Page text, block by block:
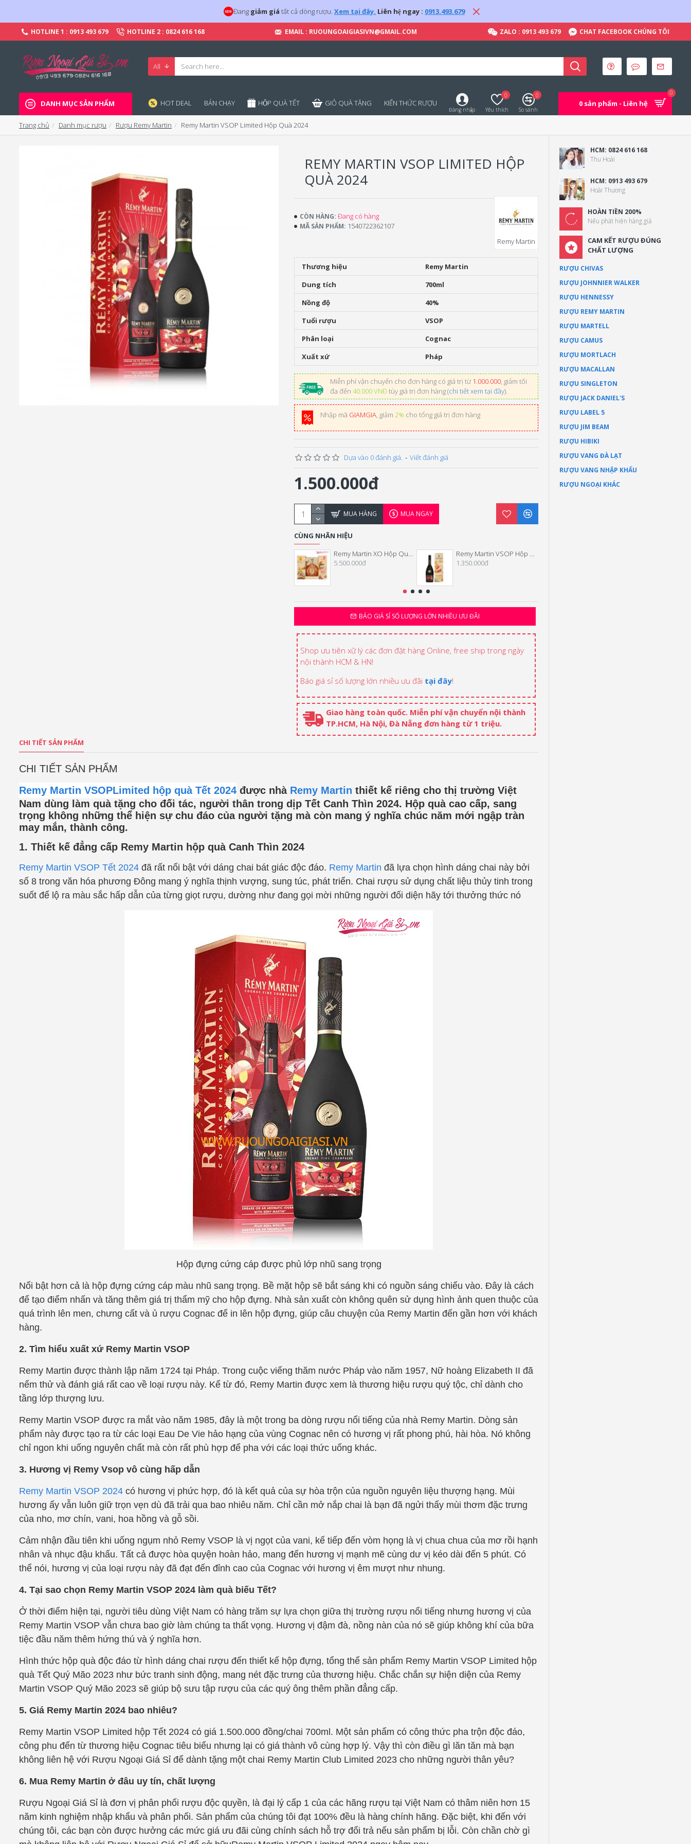
Đang giảm giá tất cả dòng rượu. Xem tại đây. Liên hệ ngay : 0913.493.679
HOTLINE 1 : 0913 493 679 HOTLINE 2 : 0824 616 168 EMAIL : RUOUNGOAIGIASIVN@GMAIL.COM ZALO : 0913 493 679 CHAT FACEBOOK CHÚNG TÔI
All
DANH MỤC SẢN PHẨM HOT DEAL BÁN CHẠY HỘP QUÀ TẾT GIỎ QUÀ TẶNG KIẾN THỨC RƯỢU
Đăng nhập Yêu thích
0
So sánh
0
0 sản phẩm - Liên hệ
0
Trang chủ Danh mục rượu Rượu Remy Martin Remy Martin VSOP Limited Hộp Quà 2024
REMY MARTIN VSOP LIMITED HỘP
QUÀ 2024
Thương hiệu
Remy Martin
Dung tích
700ml
Nồng độ
40%
Tuổi rượu
VSOP
Phân loại
Cognac
Xuất xứ
Pháp
Miễn phí vận chuyển cho đơn hàng có giá trị từ 1.000.000, giảm tối
đa đến 40.000 VNĐtùy giá trị đơn hàng (chi tiết xem tại đây).
Nhập mã GIAMGIA, giảm 2% cho tổng giá trị đơn hàng
CÒN HÀNG: Đang có hàng
MÃ SẢN PHẨM: 1540722362107
Remy Martin
Dựa vào 0 đánh giá. - Viết đánh giá
1.500.000đ
MUA HÀNG MUA NGAY
BÁO GIÁ SỈ SỐ LƯỢNG LỚN NHIỀU ƯU ĐÃI
CÙNG NHÃN HIỆU
Remy Martin XO Hộp Quà Tết 2025
5.500.000đ
Remy Martin VSOP Hộp Quà 2025
1.350.000đ
Shop ưu tiên xữ lý các đơn đặt hàng Online, free ship trong ngày
nội thành HCM & HN!
Báo giá sỉ số lượng lớn nhiều ưu đãi tại đây!
Giao hàng toàn quốc. Miễn phí vận chuyển nội thành
TP.HCM, Hà Nội, Đà Nẵng đơn hàng từ 1 triệu.
CHI TIẾT SẢN PHẨM
CHI TIẾT SẢN PHẨM
Remy Martin VSOPLimited hộp quà Tết 2024 được nhà Remy Martin thiết kế riêng cho thị trường Việt
Nam dùng làm quà tặng cho đối tác, người thân trong dịp Tết Canh Thìn 2024. Hộp quà cao cấp, sang
trọng không những thể hiện sự chu đáo của người tặng mà còn mang ý nghĩa chúc năm mới ngập tràn
may mắn, thành công.
1. Thiết kế đẳng cấp Remy Martin hộp quà Canh Thìn 2024
Remy Martin VSOP Tết 2024 đã rất nổi bật với dáng chai bát giác độc đáo. Remy Martin đã lựa chọn hình dáng chai này bởi
số 8 trong văn hóa phương Đông mang ý nghĩa thịnh vượng, sung túc, phát triển. Chai rượu sử dụng chất liệu thủy tinh trong
suốt để lộ ra màu sắc hấp dẫn của từng giọt rượu, dường như đang gọi mời những người đối diện hãy tới thưởng thức nó
Hộp đựng cứng cáp được phủ lớp nhũ sang trọng
Nổi bật hơn cả là hộp đựng cứng cáp màu nhũ sang trọng. Bề mặt hộp sẽ bắt sáng khi có nguồn sáng chiếu vào. Đây là cách
để tạo điểm nhấn và tăng thêm giá trị thẩm mỹ cho hộp đựng. Nhà sản xuất còn không quên sử dụng hình ảnh quen thuộc của
quá trình lên men, chưng cất và ủ rượu Cognac để in lên hộp đựng, giúp câu chuyện của Remy Martin đến gần hơn với khách
hàng.
2. Tìm hiểu xuất xứ Remy Martin VSOP
Remy Martin được thành lập năm 1724 tại Pháp. Trong cuộc viếng thăm nước Pháp vào năm 1957, Nữ hoàng Elizabeth II đã
nếm thử và đánh giá rất cao về loại rượu này. Kể từ đó, Remy Martin được xem là thương hiệu rượu quý tộc, chỉ dành cho
tầng lớp thượng lưu.
Remy Martin VSOP được ra mắt vào năm 1985, đây là một trong ba dòng rượu nổi tiếng của nhà Remy Martin. Dòng sản
phẩm này được tạo ra từ các loại Eau De Vie hảo hạng của vùng Cognac nên có hương vị rất phong phú, hài hòa. Nó không
chỉ ngon khi uống nguyên chất mà còn rất phù hợp để pha với các loại thức uống khác.
3. Hương vị Remy Vsop vô cùng hấp dẫn
Remy Martin VSOP 2024 có hương vị phức hợp, đó là kết quả của sự hòa trộn của nguồn nguyên liệu thượng hạng. Mùi
hương ấy vẫn luôn giữ trọn vẹn dù đã trải qua bao nhiêu năm. Chỉ cần mở nắp chai là bạn đã ngửi thấy mùi thơm đặc trưng
của nho, mơ chín, vani, hoa hồng và gỗ sồi.
Cảm nhận đầu tiên khi uống ngụm nhỏ Remy VSOP là vị ngọt của vani, kế tiếp đến vòm họng là vị chua chua của mơ rồi hạnh
nhân và nhục đậu khấu. Tất cả được hòa quyện hoàn hảo, mang đến hương vị mạnh mẽ cùng dư vị kéo dài đến 5 phút. Có
thể nói, hương vị của loại rượu này đã đạt đến đỉnh cao của Cognac với hương vị êm mượt như nhung.
4. Tại sao chọn Remy Martin VSOP 2024 làm quà biếu Tết?
Ở thời điểm hiện tại, người tiêu dùng Việt Nam có hàng trăm sự lựa chọn giữa thị trường rượu nổi tiếng nhưng hương vị của
Remy Martin VSOP vẫn chưa bao giờ làm chúng ta thất vọng. Hương vị đậm đà, nồng nàn của nó sẽ giúp không khí của bữa
tiệc đầu năm thêm hứng thú và ý nghĩa hơn.
Hình thức hộp quà độc đáo từ hình dáng chai rượu đến thiết kế hộp đựng, tổng thể sản phẩm Remy Martin VSOP Limited hộp
quà Tết Quý Mão 2023 như bức tranh sinh động, mang nét đặc trưng của thương hiệu. Chắc chắn sự hiện diện của Remy
Martin VSOP Quý Mão 2023 sẽ giúp bộ sưu tập rượu của các quý ông thêm phần đẳng cấp.
5. Giá Remy Martin 2024 bao nhiêu?
Remy Martin VSOP Limited hộp Tết 2024 có giá 1.500.000 đồng/chai 700ml. Một sản phẩm có công thức pha trộn độc đáo,
công phu đến từ thương hiệu Cognac tiêu biểu nhưng lại có giá thành vô cùng hợp lý. Vậy thì còn điều gì lăn tăn mà bạn
không liên hệ với Rượu Ngoại Giá Sỉ để dành tặng một chai Remy Martin Club Limited 2023 cho những người thân yêu?
6. Mua Remy Martin ở đâu uy tín, chất lượng
Rượu Ngoại Giá Sỉ là đơn vị phân phối rượu độc quyền, là đại lý cấp 1 của các hãng rượu tại Việt Nam có thâm niên hơn 15
năm kinh nghiệm nhập khẩu và phân phối. Sản phẩm của chúng tôi đạt 100% đều là hàng chính hãng. Đặc biệt, khi đến với
chúng tôi, các bạn còn được hưởng các mức giá ưu đãi cùng chính sách hỗ trợ đổi trả nếu sản phẩm bị lỗi. Còn chần chờ gì
HCM: 0824 616 168
Thu Hoài
HCM: 0913 493 679
Hoài Thương
HOÀN TIỀN 200%
Nếu phát hiện hàng giả
CAM KẾT RƯỢU ĐÚNG
CHẤT LƯỢNG
RƯỢU CHIVAS
RƯỢU JOHNNIER WALKER
RƯỢU HENNESSY
RƯỢU REMY MARTIN
RƯỢU MARTELL
RƯỢU CAMUS
RƯỢU MORTLACH
RƯỢU MACALLAN
RƯỢU SINGLETON
RƯỢU JACK DANIEL'S
RƯỢU LABEL 5
RƯỢU JIM BEAM
RƯỢU HIBIKI
RƯỢU VANG ĐÀ LẠT
RƯỢU VANG NHẬP KHẨU
RƯỢU NGOẠI KHÁC